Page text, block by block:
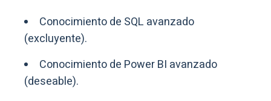
Conocimiento de SQL avanzado
(excluyente).
Conocimiento de Power BI avanzado
(deseable).